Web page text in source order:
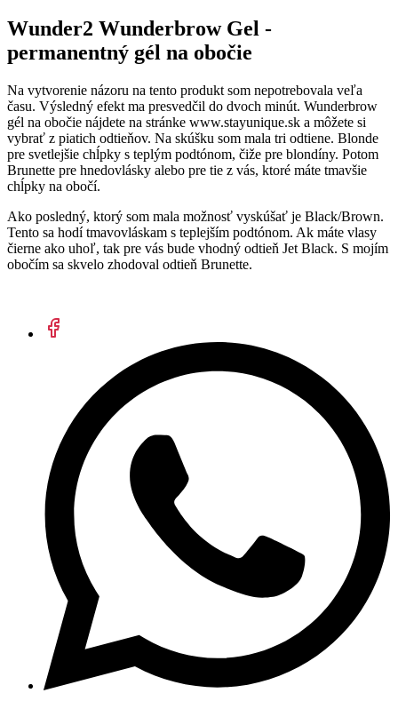
Wunder2 Wunderbrow Gel -
permanentný gél na obočie
Na vytvorenie názoru na tento produkt som nepotrebovala veľa
času. Výsledný efekt ma presvedčil do dvoch minút. Wunderbrow
gél na obočie nájdete na stránke www.stayunique.sk a môžete si
vybrať z piatich odtieňov. Na skúšku som mala tri odtiene. Blonde
pre svetlejšie chĺpky s teplým podtónom, čiže pre blondíny. Potom
Brunette pre hnedovlásky alebo pre tie z vás, ktoré máte tmavšie
chĺpky na obočí.
Ako posledný, ktorý som mala možnosť vyskúšať je Black/Brown.
Tento sa hodí tmavovláskam s teplejším podtónom. Ak máte vlasy
čierne ako uhoľ, tak pre vás bude vhodný odtieň Jet Black. S mojím
obočím sa skvelo zhodoval odtieň Brunette.